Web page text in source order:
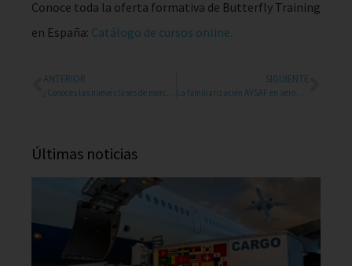
Conoce toda la oferta formativa de Butterfly Training
en España: Catálogo de cursos online.
ANTERIOR
¿Conoces las nueve clases de mercancías peligrosas IATA?
SIGUIENTE
La familiarización AVSAF en aeropuertos
Últimas noticias